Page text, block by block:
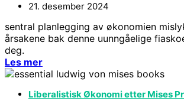
21. desember 2024
sentral planlegging av økonomien
årsakene bak denne uunngåelige
deg.
Les mer
Liberalistisk Økonomi etter Mises